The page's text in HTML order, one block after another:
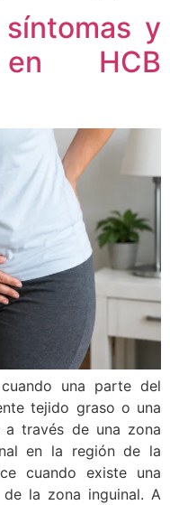
y
en HCB
una parte del
tejido graso o una
a través de una zona
en la región de la
cuando existe una
la zona inguinal. A